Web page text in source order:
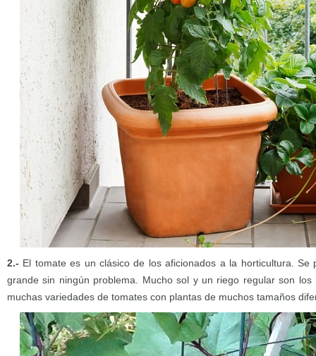
2.- El tomate es un clásico de los aficionados a la horticultura. Se
grande sin ningún problema. Mucho sol y un riego regular son los
muchas variedades de tomates con plantas de muchos tamaños